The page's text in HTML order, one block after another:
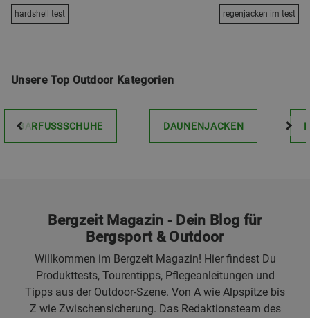
hardshell test regenjacken im test
Unsere Top Outdoor Kategorien
BARFUSSSCHUHE DAUNENJACKEN
Bergzeit Magazin - Dein Blog für
Bergsport & Outdoor
Willkommen im Bergzeit Magazin! Hier findest Du
Produkttests, Tourentipps, Pflegeanleitungen und
Tipps aus der Outdoor-Szene. Von A wie Alpspitze bis
Z wie Zwischensicherung. Das Redaktionsteam des